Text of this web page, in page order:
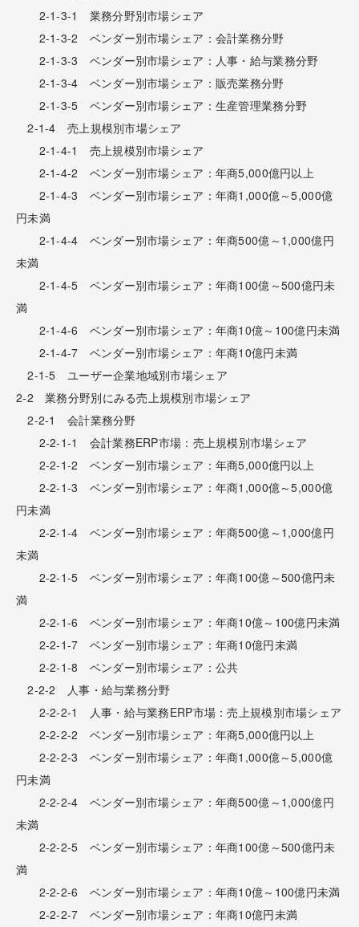
2-1-3-1 業務分野別市場シェア
2-1-3-2 ベンダー別市場シェア：会計業務分野
2-1-3-3 ベンダー別市場シェア：人事・給与業務分野
2-1-3-4 ベンダー別市場シェア：販売業務分野
2-1-3-5 ベンダー別市場シェア：生産管理業務分野
2-1-4 売上規模別市場シェア
2-1-4-1 売上規模別市場シェア
2-1-4-2 ベンダー別市場シェア：年商5,000億円以上
2-1-4-3 ベンダー別市場シェア：年商1,000億～5,000億
円未満
2-1-4-4 ベンダー別市場シェア：年商500億～1,000億円
未満
2-1-4-5 ベンダー別市場シェア：年商100億～500億円未
満
2-1-4-6 ベンダー別市場シェア：年商10億～100億円未満
2-1-4-7 ベンダー別市場シェア：年商10億円未満
2-1-5 ユーザー企業地域別市場シェア
2-2 業務分野別にみる売上規模別市場シェア
2-2-1 会計業務分野
2-2-1-1 会計業務ERP市場：売上規模別市場シェア
2-2-1-2 ベンダー別市場シェア：年商5,000億円以上
2-2-1-3 ベンダー別市場シェア：年商1,000億～5,000億
円未満
2-2-1-4 ベンダー別市場シェア：年商500億～1,000億円
未満
2-2-1-5 ベンダー別市場シェア：年商100億～500億円未
満
2-2-1-6 ベンダー別市場シェア：年商10億～100億円未満
2-2-1-7 ベンダー別市場シェア：年商10億円未満
2-2-1-8 ベンダー別市場シェア：公共
2-2-2 人事・給与業務分野
2-2-2-1 人事・給与業務ERP市場：売上規模別市場シェア
2-2-2-2 ベンダー別市場シェア：年商5,000億円以上
2-2-2-3 ベンダー別市場シェア：年商1,000億～5,000億
円未満
2-2-2-4 ベンダー別市場シェア：年商500億～1,000億円
未満
2-2-2-5 ベンダー別市場シェア：年商100億～500億円未
満
2-2-2-6 ベンダー別市場シェア：年商10億～100億円未満
2-2-2-7 ベンダー別市場シェア：年商10億円未満